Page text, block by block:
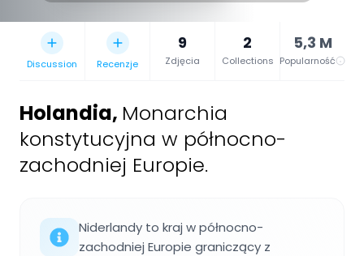
Discussion Recenzje
9
Zdjęcia
2
Collections
5,3 M
Popularność
Holandia, Monarchia
konstytucyjna w północno-
zachodniej Europie.
Niderlandy to kraj w północno-
zachodniej Europie graniczący z